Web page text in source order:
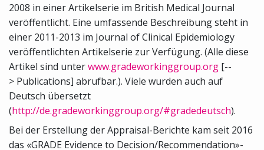
2008 in einer Artikelserie im British Medical Journal
veröffentlicht. Eine umfassende Beschreibung steht in
einer 2011-2013 im Journal of Clinical Epidemiology
veröffentlichten Artikelserie zur Verfügung. (Alle diese
Artikel sind unterwww.gradeworkinggroup.org [--
> Publications] abrufbar.). Viele wurden auch auf
Deutsch übersetzt
(http://de.gradeworkinggroup.org/#gradedeutsch).
Bei der Erstellung der Appraisal-Berichte kam seit 2016
das «GRADE Evidence to Decision/Recommendation»-